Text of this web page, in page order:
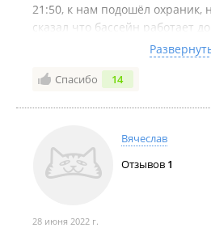
21:50, к нам подошёл охраник,
сказал что бассейн работает
сказали, где написан режим
купались в, 11:00 и ни кто нам
про режим работы и до этого
во вторых охранник просто
свидетелях, в результате чего,
бассейна в полной темноте,
и дам это дело огласки. Это
Спасибо 14
Вячеслав
Отзывов 1
28 июня 2022 г.